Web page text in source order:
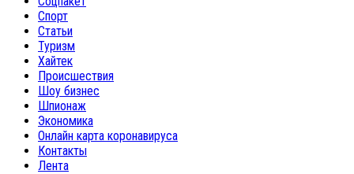
Спорт
Статьи
Туризм
Хайтек
Происшествия
Шоу бизнес
Шпионаж
Экономика
Онлайн карта коронавируса
Контакты
Лента